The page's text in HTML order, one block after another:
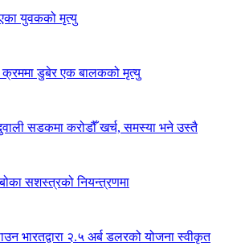
युवकको मृत्यु
क्रममा डुबेर एक बालकको मृत्यु
सडकमा करोडौँ खर्च, समस्या भने उस्तै
सशस्त्रको नियन्त्रणमा
भारतद्वारा २.५ अर्ब डलरको योजना स्वीकृत